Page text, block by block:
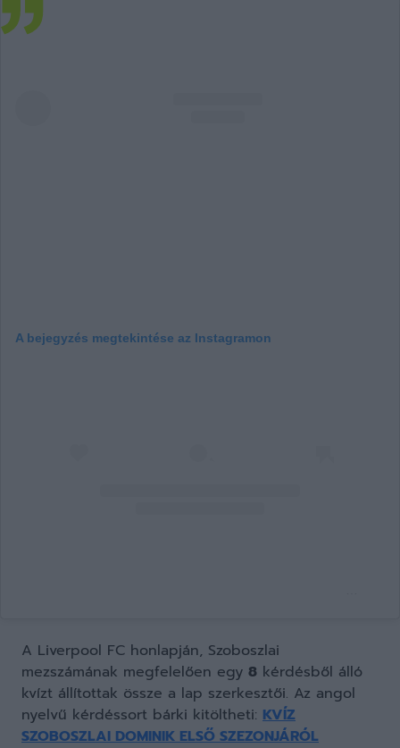
A bejegyzés megtekintése az Instagramon
A Liverpool FC honlapján, Szoboszlai
mezszámának megfelelően egy 8 kérdésből álló
kvízt állítottak össze a lap szerkesztői. Az angol
nyelvű kérdéssort bárki kitöltheti: KVÍZ
SZOBOSZLAI DOMINIK ELSŐ SZEZONJÁRÓL